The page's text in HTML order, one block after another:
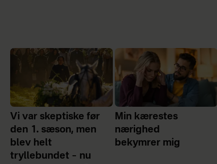
Vi var skeptiske før
den 1. sæson, men
blev helt
tryllebundet – nu
Min kærestes
nærighed
bekymrer mig